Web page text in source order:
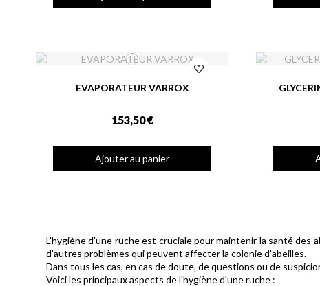
EVAPORATEUR VARROX
153,50 €
Ajouter au panier
L'hygiène d'une ruche est cruciale pour maintenir la santé des
d'autres problèmes qui peuvent affecter la colonie d'abeilles.
Dans tous les cas, en cas de doute, de questions ou de
Voici les principaux aspects de l'hygiène d'une ruche :